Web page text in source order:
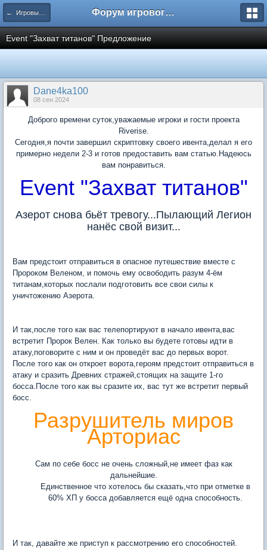
← Игровые ивенты Форум игрового проекта Riverrise
Event "Захват титанов" Предложение
Dane4ka100
08 сен 2024
Доброго времени суток,уважаемые игроки и гости проекта
Riverise.
Сегодня,я почти завершил скриптовку своего ивента,делал я его
примерно недели 2-3 и готов предоставить вам статью.Надеюсь
вам понравиться.
Event "Захват титанов"
Азерот снова бьёт тревогу...Пылающий Легион
нанёс свой визит...
Вам предстоит отправиться в опасное путешествие вместе с
Пророком Веленом, и помочь ему освободить разум 4-ём
титанам,которых послали подготовить все свои силы к
уничтожению Азерота.
И так,после того как вас телепортируют в начало ивента,вас
встретит Пророк Велен. Как только вы будете готовы идти в
атаку,поговорите с ним и он проведёт вас до первых ворот.
После того как он откроет ворота,героям предстоит отправиться в
атаку и сразить Древних стражей,стоящих на защите 1-го
босса.После того как вы сразите их, вас тут же встретит первый
босс.
Разрушитель миров
Арториас
Сам по себе босс не очень сложный,не имеет фаз как
дальнейшие.
Единственное что хотелось бы сказать,что при отметке в
60% ХП у босса добавляется ещё одна способность.
И так, давайте же приступ к рассмотрению его способностей.